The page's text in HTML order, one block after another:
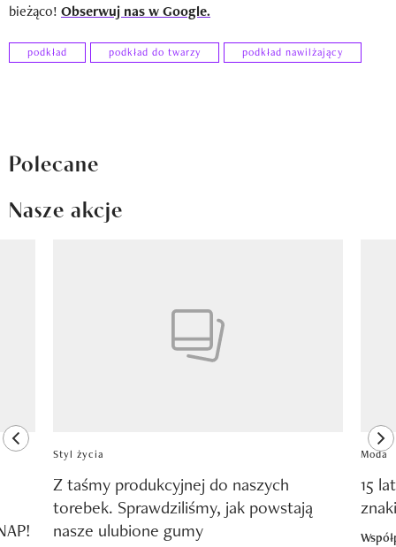
bieżąco! Obserwuj nas w Google.
podkład podkład do twarzy podkład nawilżający
Polecane
Nasze akcje
previous element
Styl życia
Z taśmy produkcyjnej do naszych
torebek. Sprawdziliśmy, jak powstają
nasze ulubione gumy
Moda
15